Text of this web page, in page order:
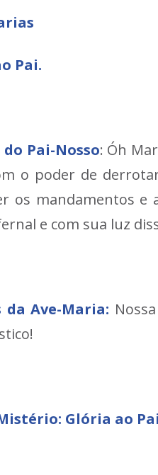
Pai.
Pai-Nosso: Óh
o poder de
os mandamentos e
e com sua luz
da Ave-Maria:
Glória ao Pai